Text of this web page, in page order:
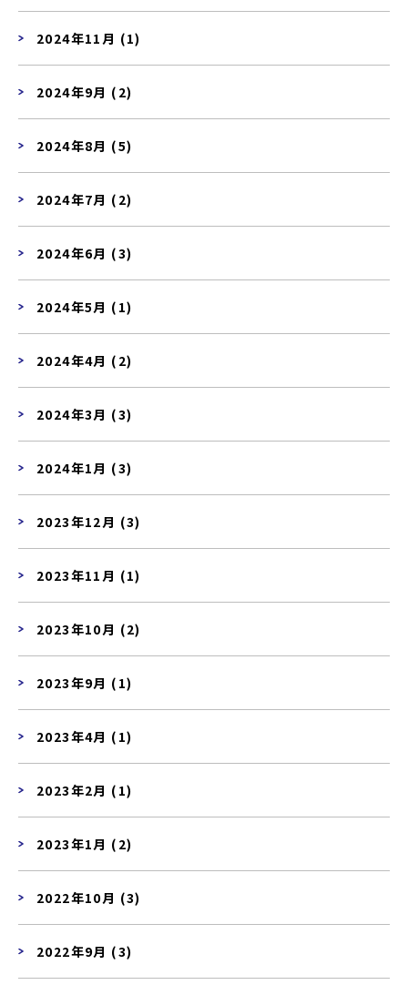
2024年11月 (1)
2024年9月 (2)
2024年8月 (5)
2024年7月 (2)
2024年6月 (3)
2024年5月 (1)
2024年4月 (2)
2024年3月 (3)
2024年1月 (3)
2023年12月 (3)
2023年11月 (1)
2023年10月 (2)
2023年9月 (1)
2023年4月 (1)
2023年2月 (1)
2023年1月 (2)
2022年10月 (3)
2022年9月 (3)